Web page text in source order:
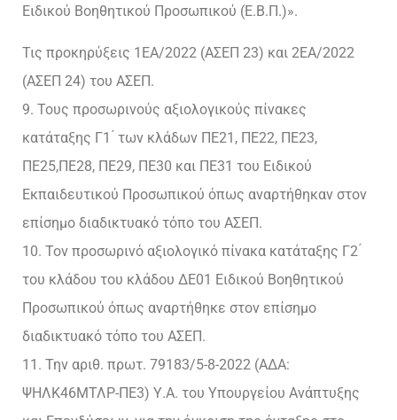
Ειδικού Βοηθητικού Προσωπικού (Ε.Β.Π.)».
Τις προκηρύξεις 1ΕΑ/2022 (ΑΣΕΠ 23) και 2ΕΑ/2022
(ΑΣΕΠ 24) του ΑΣΕΠ.
9. Τους προσωρινούς αξιολογικούς πίνακες
κατάταξης Γ1 ́ των κλάδων ΠΕ21, ΠΕ22, ΠΕ23,
ΠΕ25,ΠΕ28, ΠΕ29, ΠΕ30 και ΠΕ31 του Ειδικού
Εκπαιδευτικού Προσωπικού όπως αναρτήθηκαν στον
επίσημο διαδικτυακό τόπο του ΑΣΕΠ.
10. Τον προσωρινό αξιολογικό πίνακα κατάταξης Γ2 ́
του κλάδου του κλάδου ΔΕ01 Ειδικού Βοηθητικού
Προσωπικού όπως αναρτήθηκε στον επίσημο
διαδικτυακό τόπο του ΑΣΕΠ.
11. Την αριθ. πρωτ. 79183/5-8-2022 (ΑΔΑ:
ΨΗΛΚ46ΜΤΛΡ-ΠΕ3) Υ.Α. του Υπουργείου Ανάπτυξης